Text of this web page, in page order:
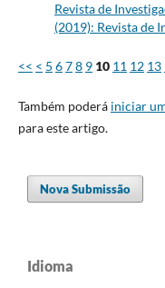
Revista de
(2019): Revista de
<< < 5 678 9 10 11 12 13
Também poderá iniciar
para este artigo.
Nova Submissão
Idioma